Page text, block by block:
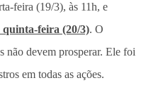
feira (19/3), às 11h, e
quinta-feira (20/3). O
não devem prosperar. Ele foi
em todas as ações.